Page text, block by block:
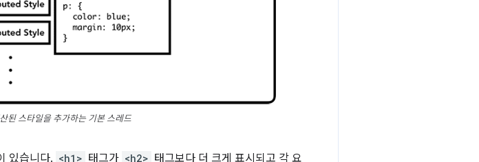
된 스타일을 추가하는 기본 스레드
있습니다. <h1> 태그가 <h2> 태그보다 더 크게 표시되고 각 요